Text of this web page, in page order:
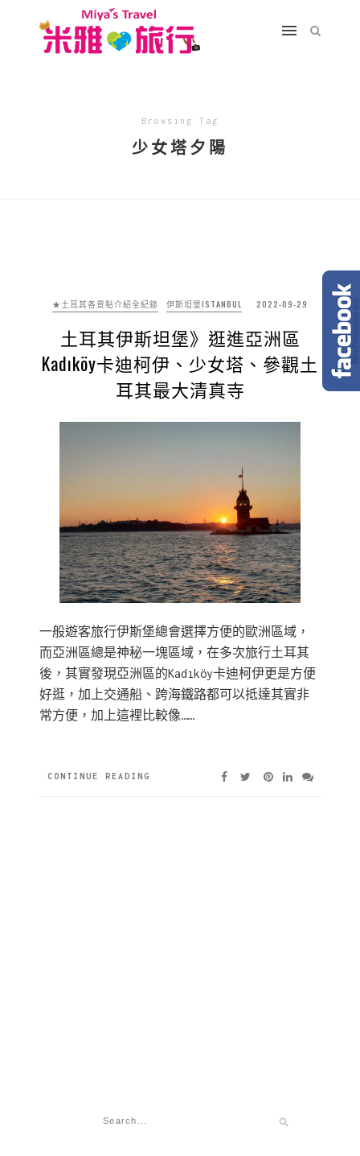
Browsing Tag
少女塔夕陽
★土耳其各景點介紹全紀錄 伊斯坦堡ISTANBUL 2022-09-29
土耳其伊斯坦堡》逛進亞洲區
Kadıköy卡迪柯伊、少女塔、參觀土
耳其最大清真寺
一般遊客旅行伊斯堡總會選擇方便的歐洲區域，
而亞洲區總是神秘一塊區域，在多次旅行土耳其
後，其實發現亞洲區的Kadıköy卡迪柯伊更是方便
好逛，加上交通船、跨海鐵路都可以抵達其實非
常方便，加上這裡比較像……
CONTINUE READING